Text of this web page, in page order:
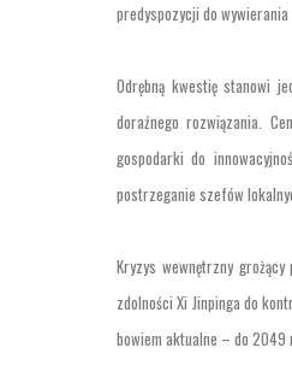
predyspozycji do
Odrębną kwestię stanowi
doraźnego rozwiązania.
gospodarki do
postrzeganie szefów
Kryzys wewnętrzny
zdolności Xi Jinpinga do
bowiem aktualne – do 2049